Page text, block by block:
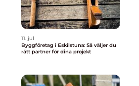
11. jul
Byggföretag i Eskilstuna: Så väljer du
rätt partner för dina projekt